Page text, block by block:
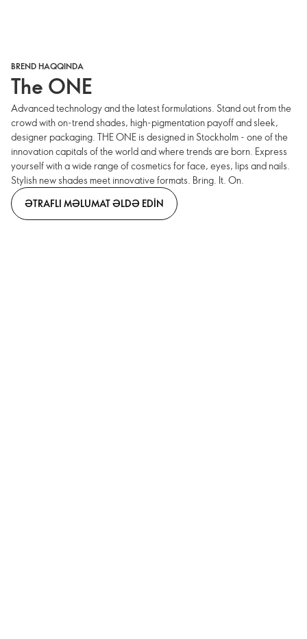
BREND HAQQINDA
The ONE
Advanced technology and the latest formulations. Stand out from the
crowd with on-trend shades, high-pigmentation payoff and sleek,
designer packaging. THE ONE is designed in Stockholm - one of the
innovation capitals of the world and where trends are born. Express
yourself with a wide range of cosmetics for face, eyes, lips and nails.
Stylish new shades meet innovative formats. Bring. It. On.
ƏTRAFLI MƏLUMAT ƏLDƏ EDIN